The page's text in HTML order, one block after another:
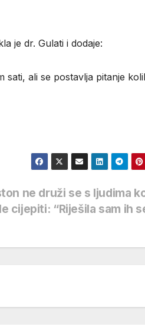
je dr. Gulati i dodaje:
sati, ali se postavlja pitanje
ne druži se s ljudima
cijepiti: “Riješila sam ih